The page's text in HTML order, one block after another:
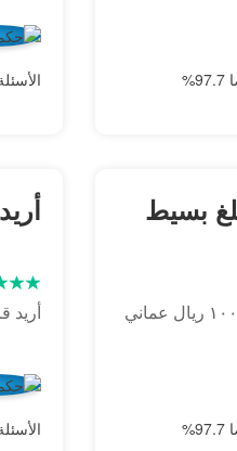
الأسئلة
بسيط
القرن الشخصي المبلغ بسيط ١٠٠٠ ريال عماني
الأسئلة